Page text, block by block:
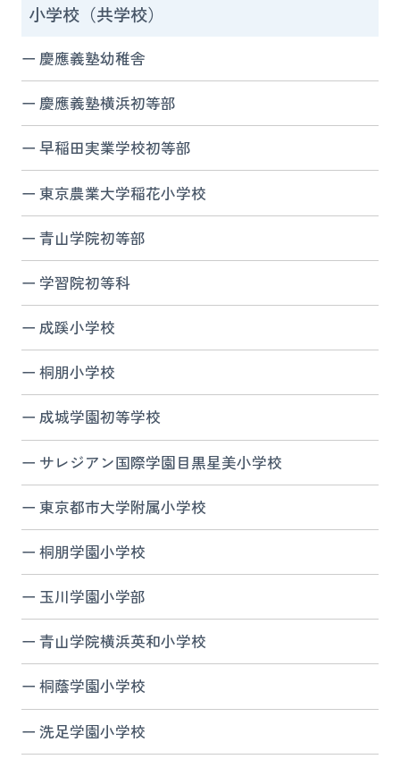
小学校（共学校）
慶應義塾幼稚舎
慶應義塾横浜初等部
早稲田実業学校初等部
東京農業大学稲花小学校
青山学院初等部
学習院初等科
成蹊小学校
桐朋小学校
成城学園初等学校
サレジアン国際学園目黒星美小学校
東京都市大学附属小学校
桐朋学園小学校
玉川学園小学部
青山学院横浜英和小学校
桐蔭学園小学校
洗足学園小学校